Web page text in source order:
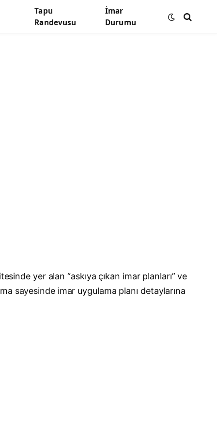
Tapu
Randevusu
İmar
Durumu
yer alan “askıya çıkan imar planları” ve
sayesinde imar uygulama planı detaylarına